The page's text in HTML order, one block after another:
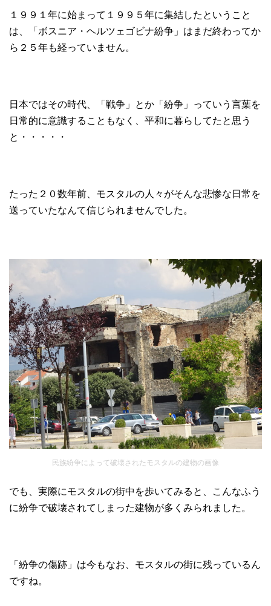
１９９１年に始まって１９９５年に集結したということ
は、「ボスニア・ヘルツェゴビナ紛争」はまだ終わってか
ら２５年も経っていません。
日本ではその時代、「戦争」とか「紛争」っていう言葉を
日常的に意識することもなく、平和に暮らしてたと思う
と・・・・・
たった２０数年前、モスタルの人々がそんな悲惨な日常を
送っていたなんて信じられませんでした。
民族紛争によって破壊されたモスタルの建物の画像
でも、実際にモスタルの街中を歩いてみると、こんなふう
に紛争で破壊されてしまった建物が多くみられました。
「紛争の傷跡」は今もなお、モスタルの街に残っているん
ですね。